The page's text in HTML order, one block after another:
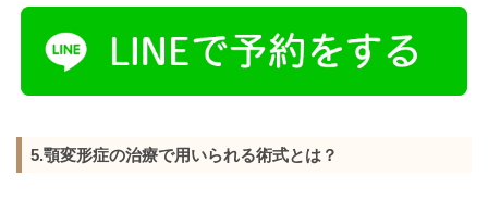
5.顎変形症の治療で用いられる術式とは？